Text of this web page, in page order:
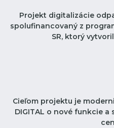
Projekt digitalizácie
spolufinancovaný z
SR, ktorý
Cieľom projektu je
DIGITAL o nové funkcie